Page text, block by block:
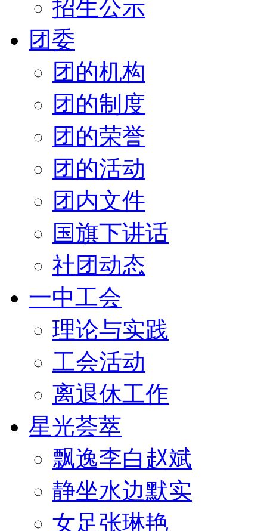
招生公示
团委
团的机构
团的制度
团的荣誉
团的活动
团内文件
国旗下讲话
社团动态
一中工会
理论与实践
工会活动
离退休工作
星光荟萃
飘逸李白赵斌
静坐水边默实
女足张琳艳